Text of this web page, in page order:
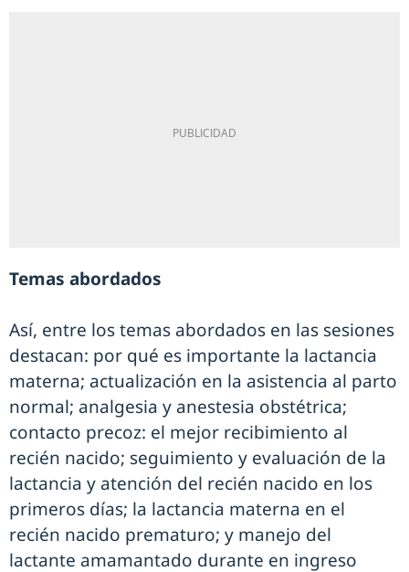
Temas abordados
Así, entre los temas abordados en las sesiones
destacan: por qué es importante la lactancia
materna; actualización en la asistencia al parto
normal; analgesia y anestesia obstétrica;
contacto precoz: el mejor recibimiento al
recién nacido; seguimiento y evaluación de la
lactancia y atención del recién nacido en los
primeros días; la lactancia materna en el
recién nacido prematuro; y manejo del
lactante amamantado durante en ingreso